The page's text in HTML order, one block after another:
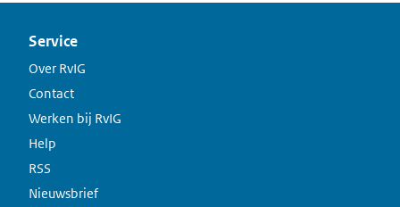
Service
Over RvIG
Contact
Werken bij RvIG
Help
RSS
Nieuwsbrief